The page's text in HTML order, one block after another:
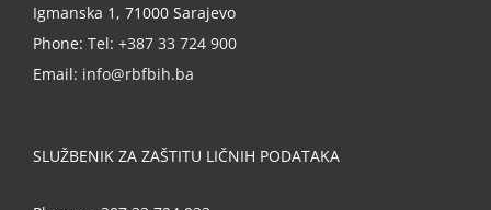
Igmanska 1, 71000 Sarajevo
Phone: Tel: +387 33 724 900
Email: info@rbfbih.ba
SLUŽBENIK ZA ZAŠTITU LIČNIH PODATAKA